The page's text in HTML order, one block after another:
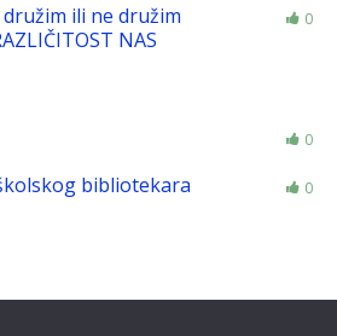
ili ne družim
NAS
0
0
bibliotekara 0